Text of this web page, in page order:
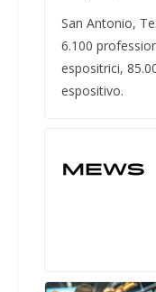
San Antonio,
6.100
espositrici,
espositivo.